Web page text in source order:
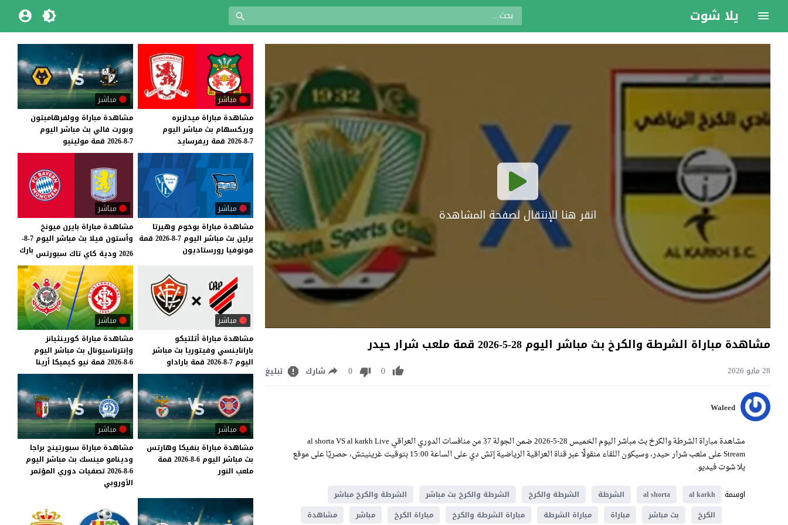
يلا شوت
انقر هنا للإنتقال لصفحة المشاهدة
مشاهدة مباراة الشرطة والكرخ بث مباشر اليوم 28-5-2026 قمة ملعب شرار حيدر
28 مايو 2026 0
0 شارك تبليغ
Waleed
مشاهدة مباراة الشرطة والكرخ بث مباشر اليوم الخميس 28-5-2026 ضمن الجولة 37 من منافسات الدوري العراقي al shorta VS al karkh Live
Stream على ملعب شرار حيدر، وسيكون اللقاء منقولًا عبر قناة العراقية الرياضية إتش دي على الساعة 15:00 بتوقيت غرينيتش، حصريًا على موقع
يلا شوت فيديو.
اوسمة
al karkh
al shorta الشرطة الشرطة والكرخ الشرطة والكرخ بث مباشر
الشرطة والكرخ مباشر
الكرخ
بث مباشر مباراة مباراة الشرطة مباراة الشرطة والكرخ مباراة الكرخ مباشر مشاهدة
مباشر
مشاهدة مباراة ميدلزبره
وريكسهام بث مباشر اليوم
7-8-2026
قمة ريفرسايد
مباشر
مشاهدة مباراة وولفرهامبتون
وبورت فالي بث مباشر اليوم
7-8-2026
قمة مولينيو
مباشر
مشاهدة مباراة بوخوم وهيرتا
برلين بث مباشر اليوم 7-8-2026
قمة
فونوفيا رورستاديون
مباشر
مشاهدة مباراة بايرن ميونخ
وأستون فيلا بث مباشر اليوم 7-8-
2026 ودية كاي تاك سبورتس
بارك
مباشر
مشاهدة مباراة أتلتيكو
باراناينسي وفيتوريا بث مباشر
اليوم 7-8-2026 قمة باراداو
مباشر
مشاهدة مباراة كورينثيانز
وإنترناسيونال بث مباشر اليوم
6-8-2026
قمة نيو كيميكا أرينا
مباشر
مشاهدة مباراة بنفيكا وهارتس
بث مباشر اليوم 6-8-2026
قمة
ملعب النور
مباشر
مشاهدة مباراة سبورتينج براجا
ودينامو مينسك بث مباشر اليوم
6-8-2026 تصفيات دوري المؤتمر
الأوروبي